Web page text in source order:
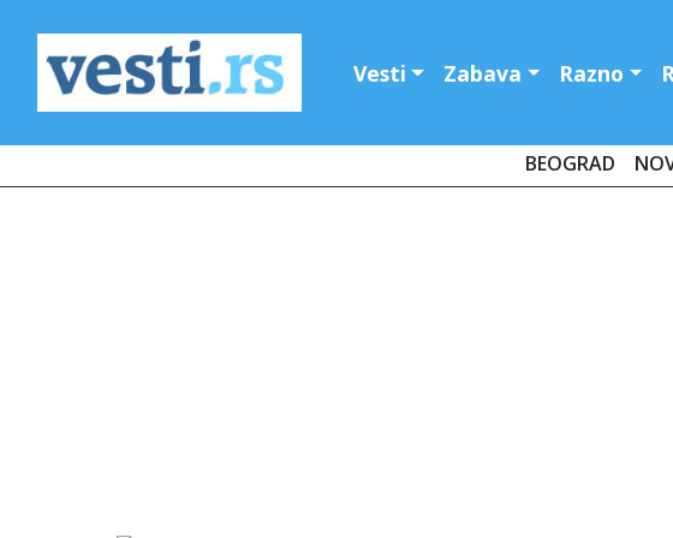
Vesti Zabava Razno
BEOGRAD